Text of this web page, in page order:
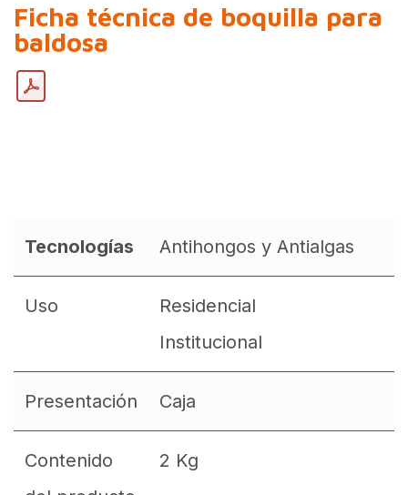
Ficha técnica de boquilla para
baldosa
Tecnologías Antihongos y Antialgas
Uso
Residencial
Institucional
Presentación Caja
Contenido
2 Kg